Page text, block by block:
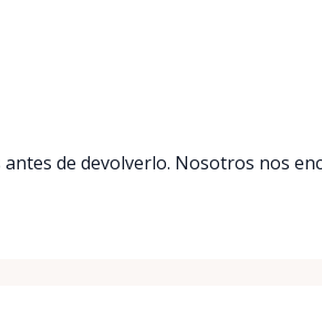
de devolverlo. Nosotros nos